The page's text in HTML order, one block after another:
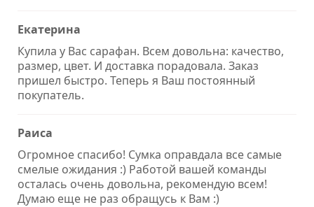
Екатерина
Купила у Вас сарафан. Всем довольна: качество,
размер, цвет. И доставка порадовала. Заказ
пришел быстро. Теперь я Ваш постоянный
покупатель.
Раиса
Огромное спасибо! Сумка оправдала все самые
смелые ожидания :) Работой вашей команды
осталась очень довольна, рекомендую всем!
Думаю еще не раз обращусь к Вам :)